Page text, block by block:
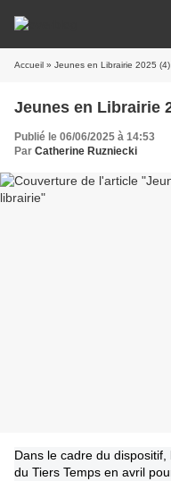
Accueil » Jeunes en Librairie 2025
Jeunes en Librairie
Publié le 06/06/2025 à 14:53
Par Catherine Ruzniecki
Dans le cadre du
du Tiers Temps en avril